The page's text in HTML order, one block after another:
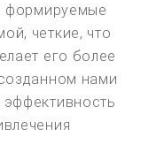
формируемые
четкие, что
его более
нами